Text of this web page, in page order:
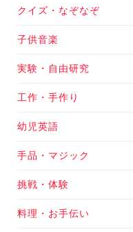
クイズ・なぞなぞ
子供音楽
実験・自由研究
工作・手作り
幼児英語
手品・マジック
挑戦・体験
料理・お手伝い